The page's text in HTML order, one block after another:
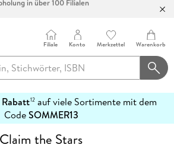
100 Tage Rückgaberecht***
in über 100 Filialen
Filiale Konto Merkzettel Warenkorb
Rabatt12auf viele Sortimente mit dem
CodeSOMMER13
Claim the Stars